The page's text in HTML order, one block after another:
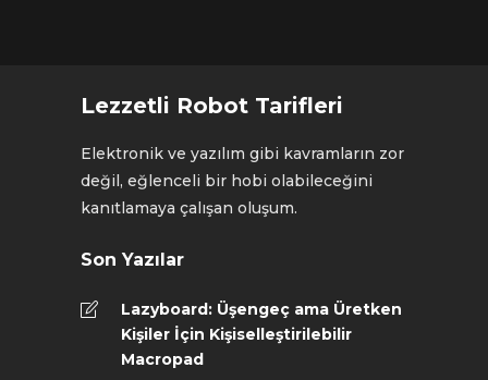
Lezzetli Robot Tarifleri
Elektronik ve yazılım gibi kavramların zor
değil, eğlenceli bir hobi olabileceğini
kanıtlamaya çalışan oluşum.
Son Yazılar
Lazyboard: Üşengeç ama Üretken
Kişiler İçin Kişiselleştirilebilir
Macropad